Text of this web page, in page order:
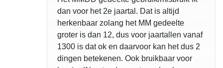
dan voor het 2e jaartal. Dat is altijd
herkenbaar zolang het MM gedeelte
groter is dan 12, dus voor jaartallen vanaf
1300 is dat ok en daarvoor kan het dus 2
dingen betekenen. Ook bruikbaar voor